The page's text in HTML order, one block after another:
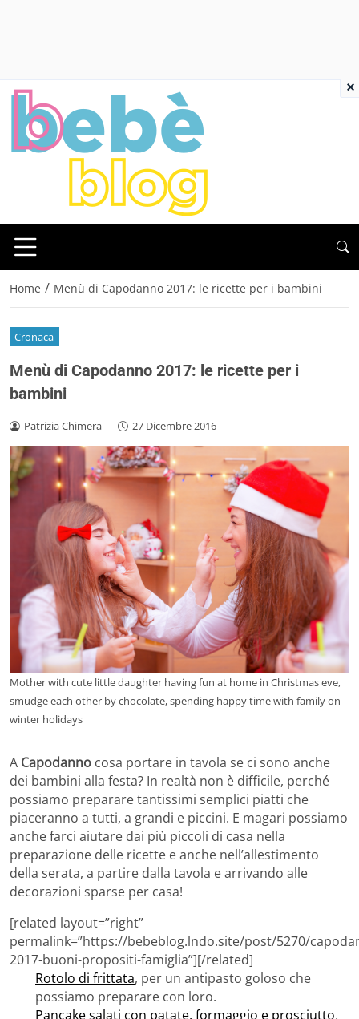
Home / Menù di Capodanno 2017: le ricette per i bambini
Cronaca
Menù di Capodanno 2017: le ricette per i
bambini
Patrizia Chimera - 27 Dicembre 2016
Mother with cute little daughter having fun at home in Christmas eve,
smudge each other by chocolate, spending happy time with family on
winter holidays
A Capodanno cosa portare in tavola se ci sono anche
dei bambini alla festa? In realtà non è difficile, perché
possiamo preparare tantissimi semplici piatti che
piaceranno a tutti, a grandi e piccini. E magari possiamo
anche farci aiutare dai più piccoli di casa nella
preparazione delle ricette e anche nell’allestimento
della serata, a partire dalla tavola e arrivando alle
decorazioni sparse per casa!
[related layout=”right”
permalink=”https://bebeblog.lndo.site/post/5270/
2017-buoni-propositi-famiglia”][/related]
Rotolo di frittata, per un antipasto goloso che
possiamo preparare con loro.
Pancake salati con patate, formaggio e prosciutto,
×